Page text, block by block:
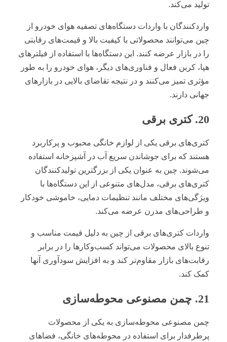
تولید می‌کند.
واردکنندگان با واردات دستگاه‌های تصفیه هوای خودرو از
چین می‌توانند محصولاتی با کیفیت بالا و قیمت‌های رقابتی
را در بازار عرضه کنند. این دستگاه‌ها با استفاده از فیلترهای
هپا، کربن فعال و فناوری‌های دیگر، هوای خودرو را به طور
مؤثری تمیز می‌کنند و در نتیجه تقاضای بالایی در بازارهای
جهانی دارند.
20. کتری برقی
کتری‌های برقی یکی از لوازم خانگی محبوب و پرکاربرد
هستند که برای جوشاندن سریع آب در آشپزخانه استفاده
می‌شوند. چین به عنوان یکی از بزرگترین تولیدکنندگان
کتری‌های برقی، مدل‌های متنوعی از این دستگاه‌ها با
ویژگی‌های مختلف مانند تنظیمات دمایی، خاموشی خودکار
و طراحی‌های مدرن عرضه می‌کند.
واردات کتری‌های برقی از چین به دلیل قیمت مناسب و
تنوع بالای محصولات می‌تواند کسب‌وکارها را در برابر
رقابت‌های بازار مقاوم‌تر کند و به افزایش سودآوری آنها
کمک کند.
21. چمن مصنوعی محوطه‌سازی
چمن مصنوعی محوطه‌سازی به یکی از محصولات
پرطرفدار برای استفاده در محوطه‌های خانگی، فضاهای